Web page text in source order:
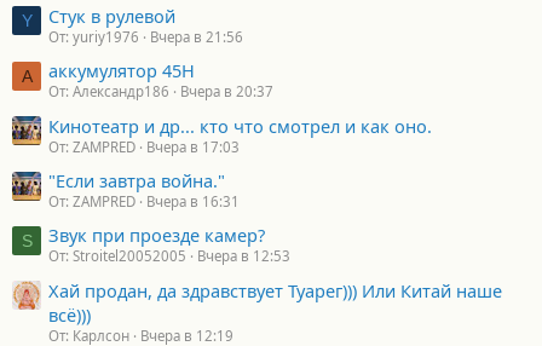
Y Стук в рулевой
От: yuriy1976 Вчера в 21:56
А аккумулятор 45H
От: Александр186 Вчера в 20:37
Кинотеатр и др... кто что смотрел и как оно.
От: ZAMPRED Вчера в 17:03
"Если завтра война."
От: ZAMPRED Вчера в 16:31
S Звук при проезде камер?
От: Stroitel20052005 Вчера в 12:53
Хай продан, да здравствует Туарег))) Или Китай наше
всё)))
От: Карлсон Вчера в 12:19